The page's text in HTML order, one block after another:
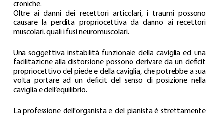
croniche.
Oltre ai danni dei recettori articolari, i traumi possono
causare la perdita propriocettiva da danno ai recettori
muscolari, quali i fusi neuromuscolari.
Una soggettiva instabilità funzionale della caviglia ed una
facilitazione alla distorsione possono derivare da un deficit
propriocettivo del piede e della caviglia, che potrebbe a sua
volta portare ad un deficit del senso di posizione nella
caviglia e dell’equilibrio.
La professione dell'organista e del pianista è strettamente